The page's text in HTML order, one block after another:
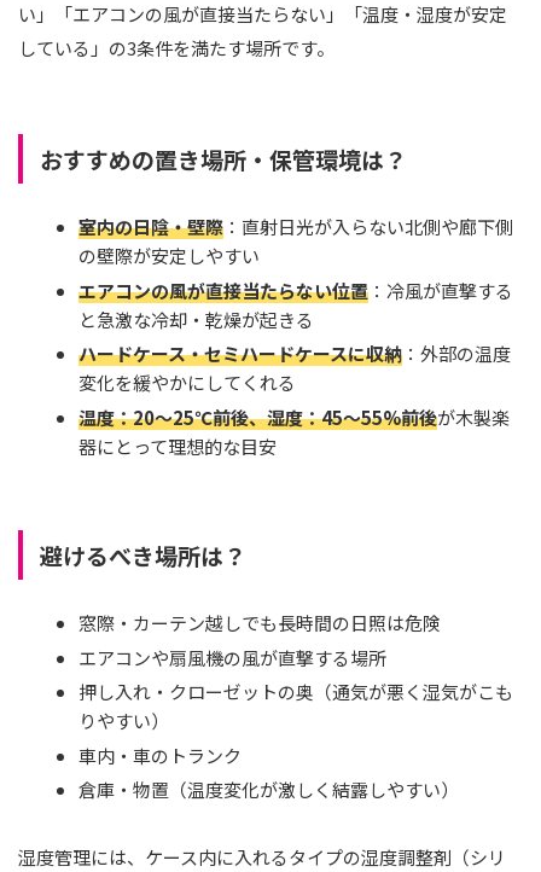
い」「エアコンの風が直接当たらない」「温度・湿度が安定
している」の3条件を満たす場所です。
おすすめの置き場所・保管環境は？
室内の日陰・壁際：直射日光が入らない北側や廊下側
の壁際が安定しやすい
エアコンの風が直接当たらない位置：冷風が直撃する
と急激な冷却・乾燥が起きる
ハードケース・セミハードケースに収納：外部の温度
変化を緩やかにしてくれる
温度：20〜25℃前後、湿度：45〜55%前後が木製楽
器にとって理想的な目安
避けるべき場所は？
窓際・カーテン越しでも長時間の日照は危険
エアコンや扇風機の風が直撃する場所
押し入れ・クローゼットの奥（通気が悪く湿気がこも
りやすい）
車内・車のトランク
倉庫・物置（温度変化が激しく結露しやすい）
湿度管理には、ケース内に入れるタイプの湿度調整剤（シリ